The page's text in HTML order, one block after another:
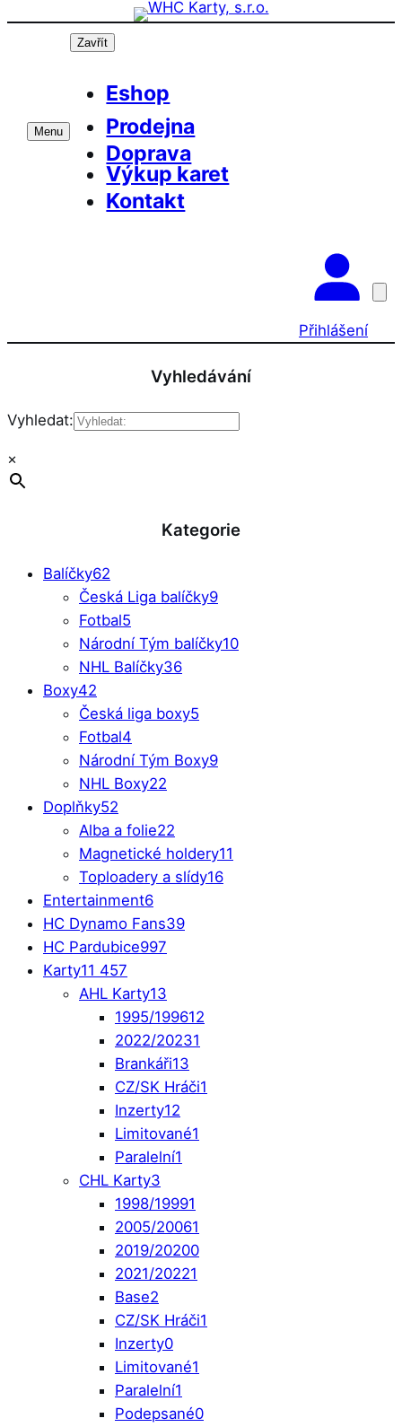
Přeskočit
Menu
Zavřít
Eshop
Prodejna
Doprava
Výkup karet
Kontakt
Přihlášení
Vyhledávání
Vyhledat:
×
Kategorie
Balíčky62
Česká Liga balíčky9
Fotbal5
Národní Tým balíčky10
NHL Balíčky36
Boxy42
Česká liga boxy5
Fotbal4
Národní Tým Boxy9
NHL Boxy22
Doplňky52
Alba a folie22
Magnetické holdery11
Toploadery a slídy16
Entertainment6
HC Dynamo Fans39
HC Pardubice997
Karty11 457
AHL Karty13
1995/199612
2022/20231
Brankáři13
CZ/SK Hráči1
Inzerty12
Limitované1
Paralelní1
CHL Karty3
1998/19991
2005/20061
2019/20200
2021/20221
Base2
CZ/SK Hráči1
Inzerty0
Limitované1
Paralelní1
Podepsané0